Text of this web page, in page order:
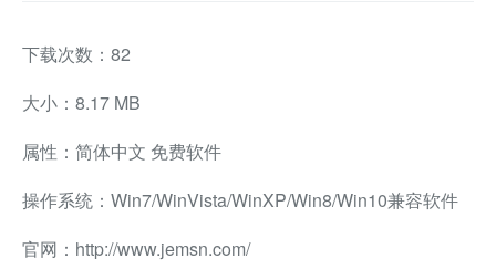
下载次数：82
大小：8.17 MB
属性：简体中文 免费软件
操作系统：Win7/WinVista/WinXP/Win8/Win10兼容软件
官网：http://www.jemsn.com/